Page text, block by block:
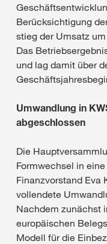
Berücksichtigung
stieg der Umsatz
Das
und lag damit über
Umwandlung in
abgeschlossen
Die
Formwechsel in
Finanzvorstand Eva
vollendete
Nachdem zunächst
europäischen
Modell für die